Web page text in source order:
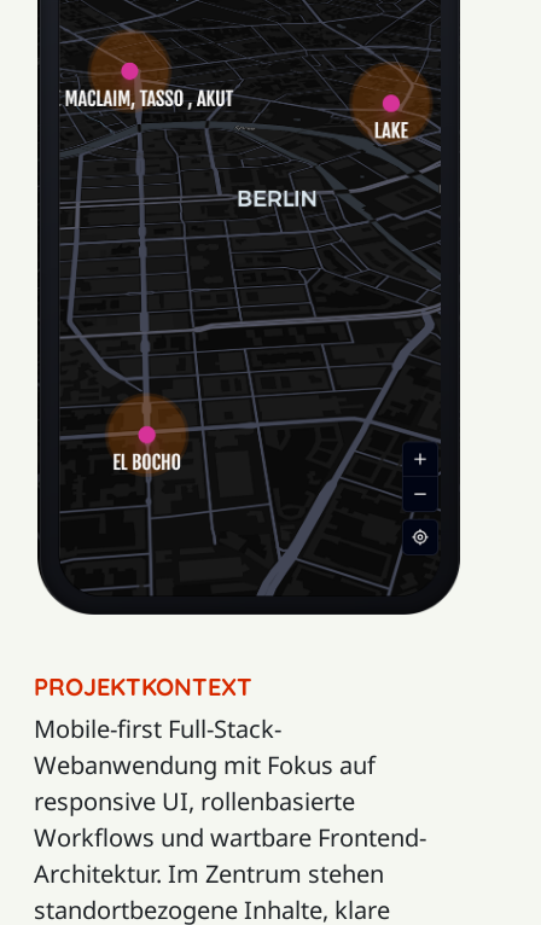
PROJEKTKONTEXT
Mobile-first Full-Stack-
Webanwendung mit Fokus auf
responsive UI, rollenbasierte
Workflows und wartbare Frontend-
Architektur. Im Zentrum stehen
standortbezogene Inhalte, klare